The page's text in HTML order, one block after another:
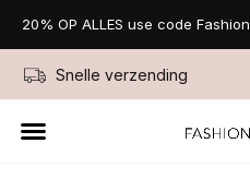
Snelle verzending
20% OP ALLES use code Fashion